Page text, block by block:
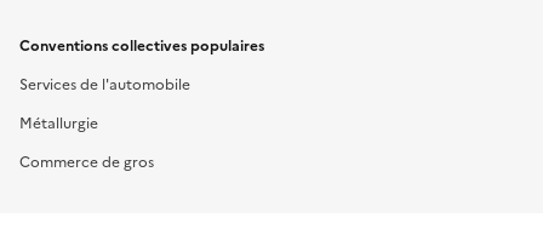
Conventions collectives populaires
Services de l'automobile
Métallurgie
Commerce de gros